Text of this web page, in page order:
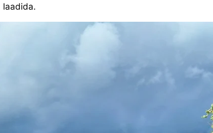
laadida.